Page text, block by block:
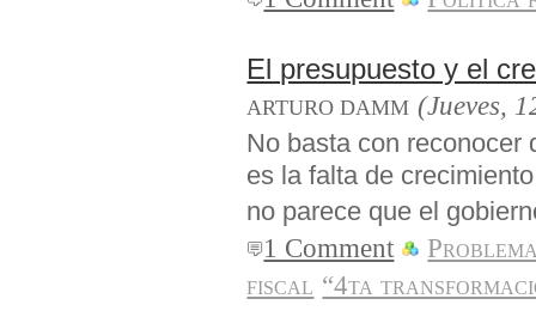
El presupuesto y el
ARTURO DAMM (Jueves,
No basta con
es la falta de
no parece que el
1 Comment
fiscal “4ta